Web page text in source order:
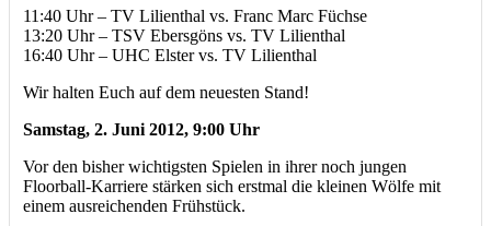
11:40 Uhr – TV Lilienthal vs. Franc Marc Füchse
13:20 Uhr – TSV Ebersgöns vs. TV Lilienthal
16:40 Uhr – UHC Elster vs. TV Lilienthal
Wir halten Euch auf dem neuesten Stand!
Samstag, 2. Juni 2012, 9:00 Uhr
Vor den bisher wichtigsten Spielen in ihrer noch jungen
Floorball-Karriere stärken sich erstmal die kleinen Wölfe mit
einem ausreichenden Frühstück.